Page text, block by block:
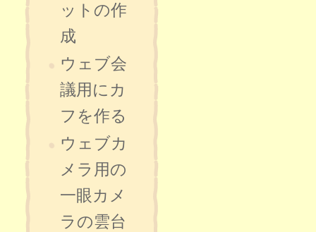
ットの作
成
ウェブ会
議用にカ
フを作る
ウェブカ
メラ用の
一眼カメ
ラの雲台